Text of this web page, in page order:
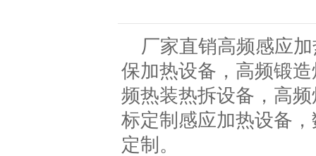
厂家直销高频感应
保加热设备，高频锻
频热装热拆设备，高
标定制感应加热设备
定制。